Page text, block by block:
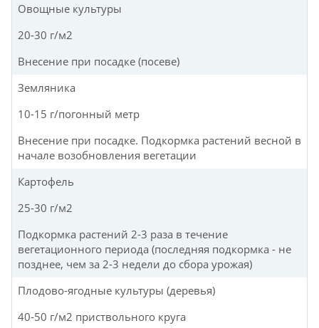
Овощные культуры
20-30 г/м2
Внесение при посадке (посеве)
Земляника
10-15 г/погонный метр
Внесение при посадке. Подкормка растений весной в
начале возобновления вегетации
Картофель
25-30 г/м2
Подкормка растений 2-3 раза в течение
вегетационного периода (последняя подкормка - не
позднее, чем за 2-3 недели до сбора урожая)
Плодово-ягодные культуры (деревья)
40-50 г/м2 приствольного круга